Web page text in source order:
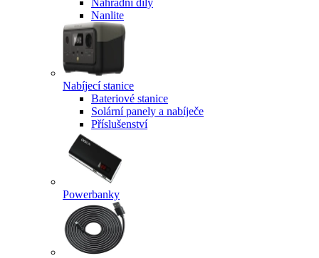
Náhradní díly
Nanlite
Nabíjecí stanice
Bateriové stanice
Solární panely a nabíječe
Příslušenství
Powerbanky